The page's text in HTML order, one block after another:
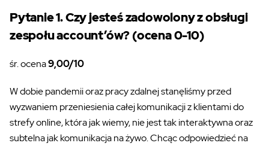
Pytanie 1. Czy jesteś zadowolony z obsługi
zespołu account’ów? (ocena 0-10)
śr. ocena9,00/10
W dobie pandemii oraz pracy zdalnej stanęliśmy przed
wyzwaniem przeniesienia całej komunikacji z klientami do
strefy online, która jak wiemy, nie jest tak interaktywna oraz
subtelna jak komunikacja na żywo. Chcąc odpowiedzieć na